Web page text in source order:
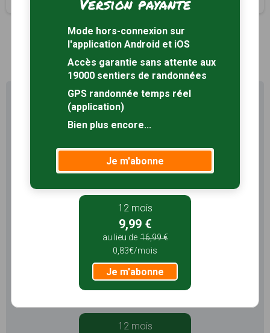
1
Profitez au maximum de
Sentiers en France avec rando
Le compteRando
permet de profiter de tout le
potentiel qu'offre Sentiers en France :
Mode hors-connexion
3 mois
5,99 €
1,99€/mois
Je m'abonne
12 mois
Mode hors-connexion sur
l'application Android et iOS
Accès garantie sans attente aux
19000 sentiers de randonnées
GPS randonnée temps réel
(application)
Bien plus encore...
Je m'abonne
12 mois
9,99 €
au lieu de 16,99 €
0,83€/mois
Je m'abonne